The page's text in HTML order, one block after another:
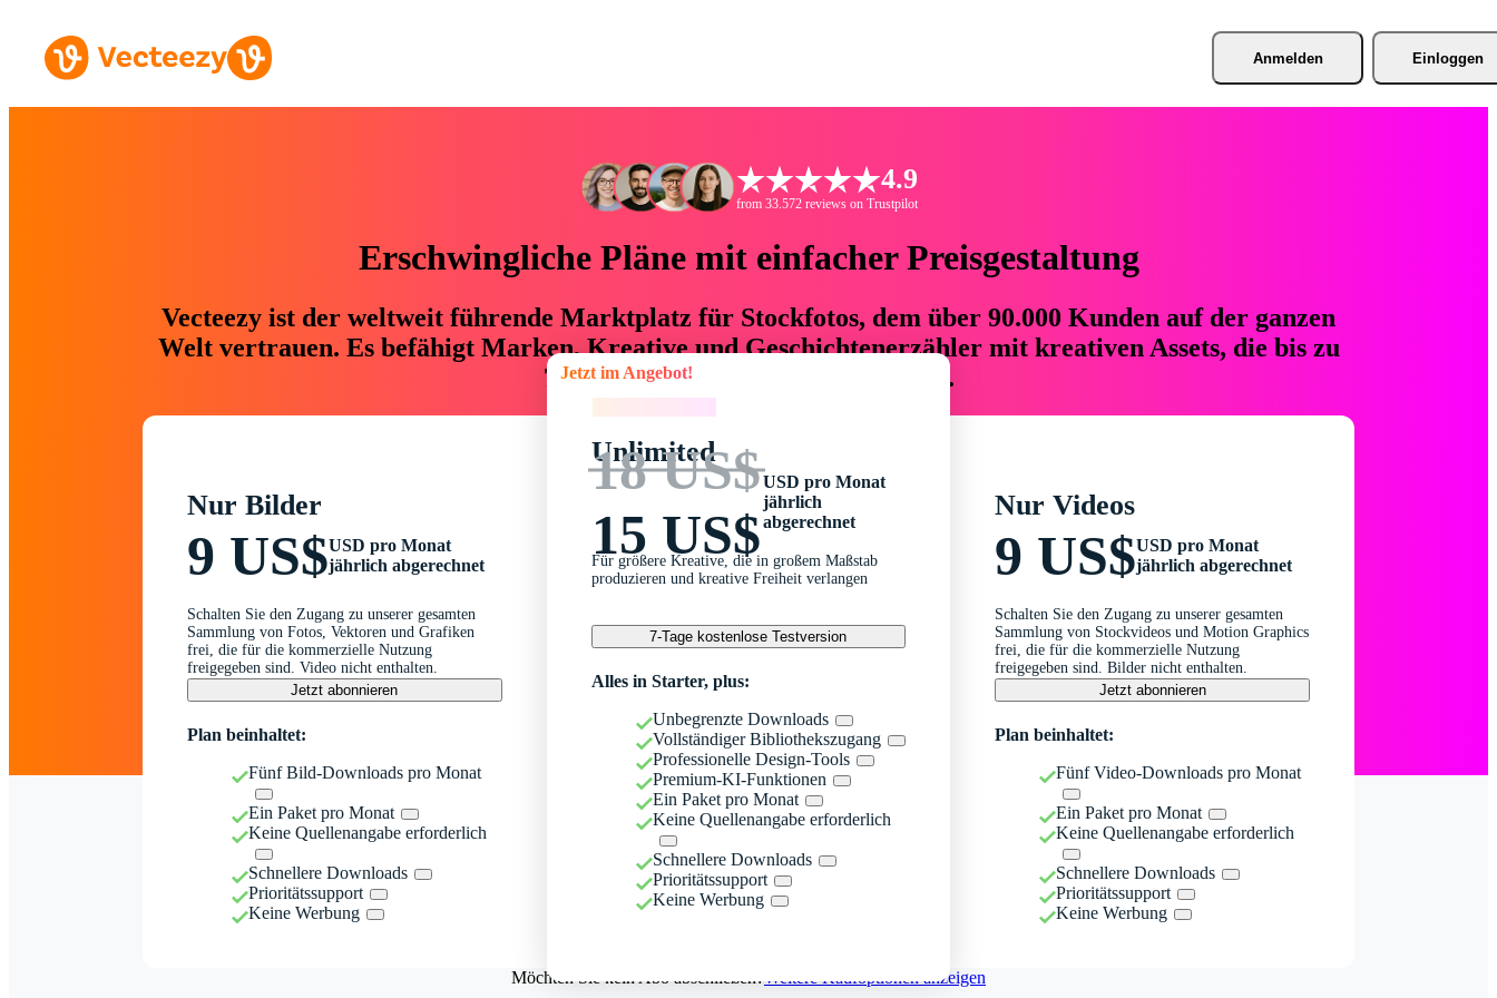
Anmelden Einloggen
4.9
from 33.572 reviews on Trustpilot
Erschwingliche Pläne mit einfacher Preisgestaltung
Vecteezy ist der weltweit führende Marktplatz für Stockfotos, dem über 90.000 Kunden auf der ganzen
Welt vertrauen. Es befähigt Marken, Kreative und Geschichtenerzähler mit kreativen Assets, die bis zu
76 % an Zeit und Budget einsparen.
Nur Bilder
9 US$USD pro Monat
jährlich abgerechnet
Schalten Sie den Zugang zu unserer gesamten
Sammlung von Fotos, Vektoren und Grafiken
frei, die für die kommerzielle Nutzung
freigegeben sind. Video nicht enthalten.
Jetzt abonnieren
Plan beinhaltet:
Fünf Bild-Downloads pro Monat
Ein Paket pro Monat
Keine Quellenangabe erforderlich
Schnellere Downloads
Prioritätssupport
Keine Werbung
Jetzt im Angebot!
Unlimited
18 US$
15 US$
USD pro Monat
jährlich
abgerechnet
Für größere Kreative, die in großem Maßstab
produzieren und kreative Freiheit verlangen
7-Tage kostenlose Testversion
Alles in Starter, plus:
Unbegrenzte Downloads
Vollständiger Bibliothekszugang
Professionelle Design-Tools
Premium-KI-Funktionen
Ein Paket pro Monat
Keine Quellenangabe erforderlich
Schnellere Downloads
Prioritätssupport
Keine Werbung
Nur Videos
9 US$USD pro Monat
jährlich abgerechnet
Schalten Sie den Zugang zu unserer gesamten
Sammlung von Stockvideos und Motion Graphics
frei, die für die kommerzielle Nutzung
freigegeben sind. Bilder nicht enthalten.
Jetzt abonnieren
Plan beinhaltet:
Fünf Video-Downloads pro Monat
Ein Paket pro Monat
Keine Quellenangabe erforderlich
Schnellere Downloads
Prioritätssupport
Keine Werbung
Möchten Sie kein Abo abschließen?Weitere Kaufoptionen anzeigen